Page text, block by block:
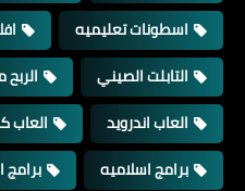
اسطونات تعليميه
التابلت الصيني
الربح
العاب اندرويد
العاب
برامج اسلاميه
برامج